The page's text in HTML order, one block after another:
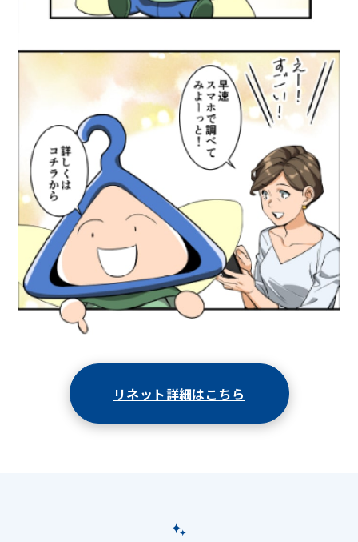
リネット詳細はこちら